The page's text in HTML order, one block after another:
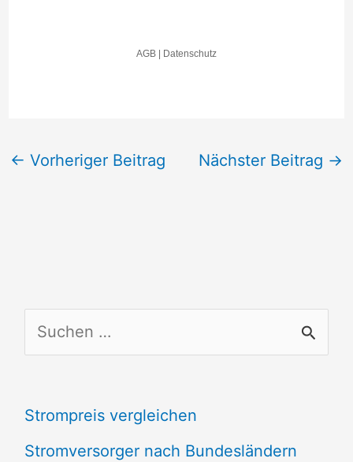
← Vorheriger Beitrag Nächster Beitrag →
u
h
e
Strompreis vergleichen
Stromversorger nach Bundesländern